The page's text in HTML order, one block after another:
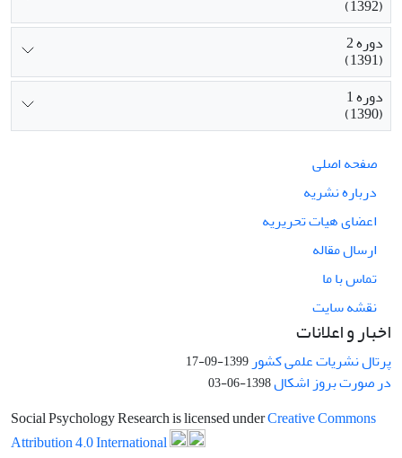
(1392)
دوره 2
(1391)
دوره 1
(1390)
صفحه اصلی
درباره نشریه
اعضای هیات تحریریه
ارسال مقاله
تماس با ما
نقشه سایت
اخبار و اعلانات
پرتال نشریات علمی کشور1399-09-17
در صورت بروز اشکال1398-06-03
Social Psychology Research is licensed underCreative Commons
Attribution 4.0 International